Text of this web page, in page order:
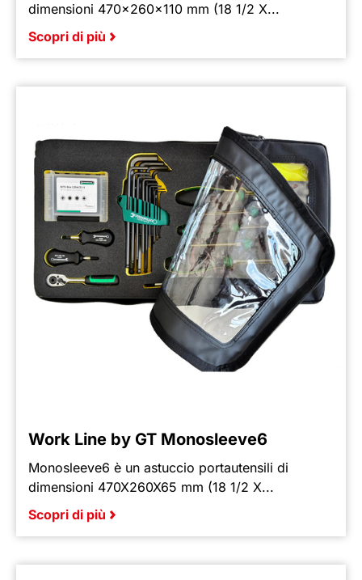
dimensioni 470x260x110 mm (18 1/2 X...
Scopri di più
Work Line by GT Monosleeve6
Monosleeve6 è un astuccio portautensili di
dimensioni 470X260X65 mm (18 1/2 X...
Scopri di più